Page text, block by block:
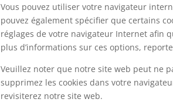
Vous pouvez utiliser votre navigateur
pouvez également spécifier que certains
réglages de votre navigateur Internet afin
plus d’informations sur ces options,
Veuillez noter que notre site web peut ne
supprimez les cookies dans votre
revisiterez notre site web.